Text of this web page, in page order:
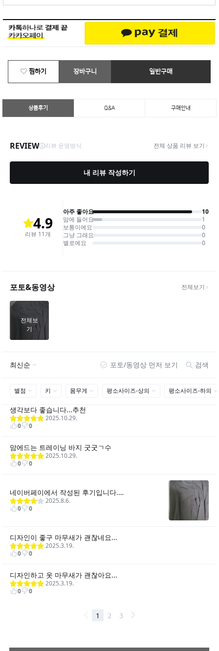
찜하기 장바구니 일반구매
상품후기 Q&A 구매안내